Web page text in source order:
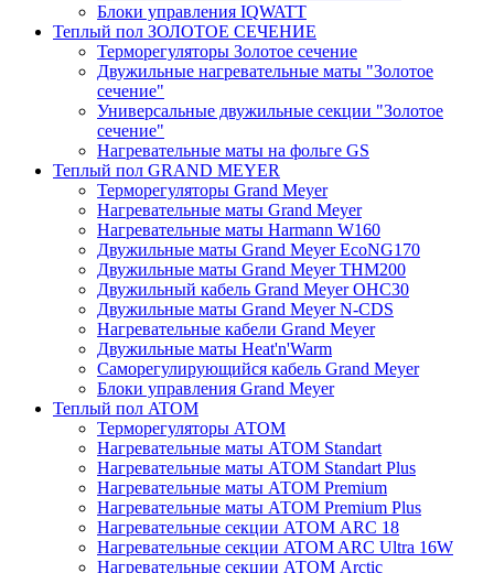
Блоки управления IQWATT
Теплый пол ЗОЛОТОЕ СЕЧЕНИЕ
Терморегуляторы Золотое сечение
Двужильные нагревательные маты "Золотое
сечение"
Универсальные двужильные секции "Золотое
сечение"
Нагревательные маты на фольге GS
Теплый пол GRAND MEYER
Терморегуляторы Grand Meyer
Нагревательные маты Grand Meyer
Нагревательные маты Harmann W160
Двужильные маты Grand Meyer EcoNG170
Двужильные маты Grand Meyer THM200
Двужильный кабель Grand Meyer OHC30
Двужильные маты Grand Meyer N-CDS
Нагревательные кабели Grand Meyer
Двужильные маты Heat'n'Warm
Саморегулирующийся кабель Grand Meyer
Блоки управления Grand Meyer
Теплый пол ATOM
Терморегуляторы АТОМ
Нагревательные маты АТОМ Standart
Нагревательные маты АТОМ Standart Plus
Нагревательные маты АТОМ Premium
Нагревательные маты АТОМ Premium Plus
Нагревательные секции АТОМ ARC 18
Нагревательные секции ATOM ARC Ultra 16W
Нагревательные секции АТОМ Arctic